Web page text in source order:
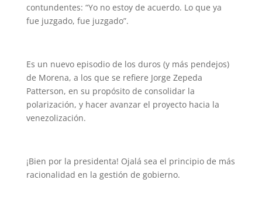
contundentes: “Yo no estoy de acuerdo. Lo que ya
fue juzgado, fue juzgado”.
Es un nuevo episodio de los duros (y más pendejos)
de Morena, a los que se refiere Jorge Zepeda
Patterson, en su propósito de consolidar la
polarización, y hacer avanzar el proyecto hacia la
venezolización.
¡Bien por la presidenta! Ojalá sea el principio de más
racionalidad en la gestión de gobierno.